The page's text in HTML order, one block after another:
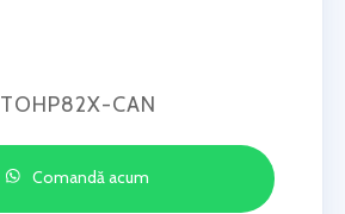
TOHP82X-CAN
Comandă acum